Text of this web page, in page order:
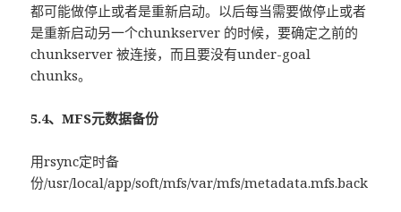
都可能做停止或者是重新启动。以后每当需要做停止或者
是重新启动另一个chunkserver 的时候，要确定之前的
chunkserver 被连接，而且要没有under-goal
chunks。
5.4、MFS元数据备份
用rsync定时备
份/usr/local/app/soft/mfs/var/mfs/metadata.mfs.back